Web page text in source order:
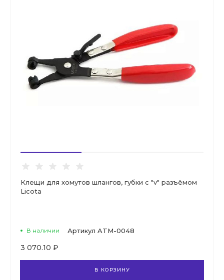
Клещи для хомутов шлангов, губки с "v" разъёмом
Licota
В наличии Артикул ATM-0048
3 070.10 ₽
В КОРЗИНУ